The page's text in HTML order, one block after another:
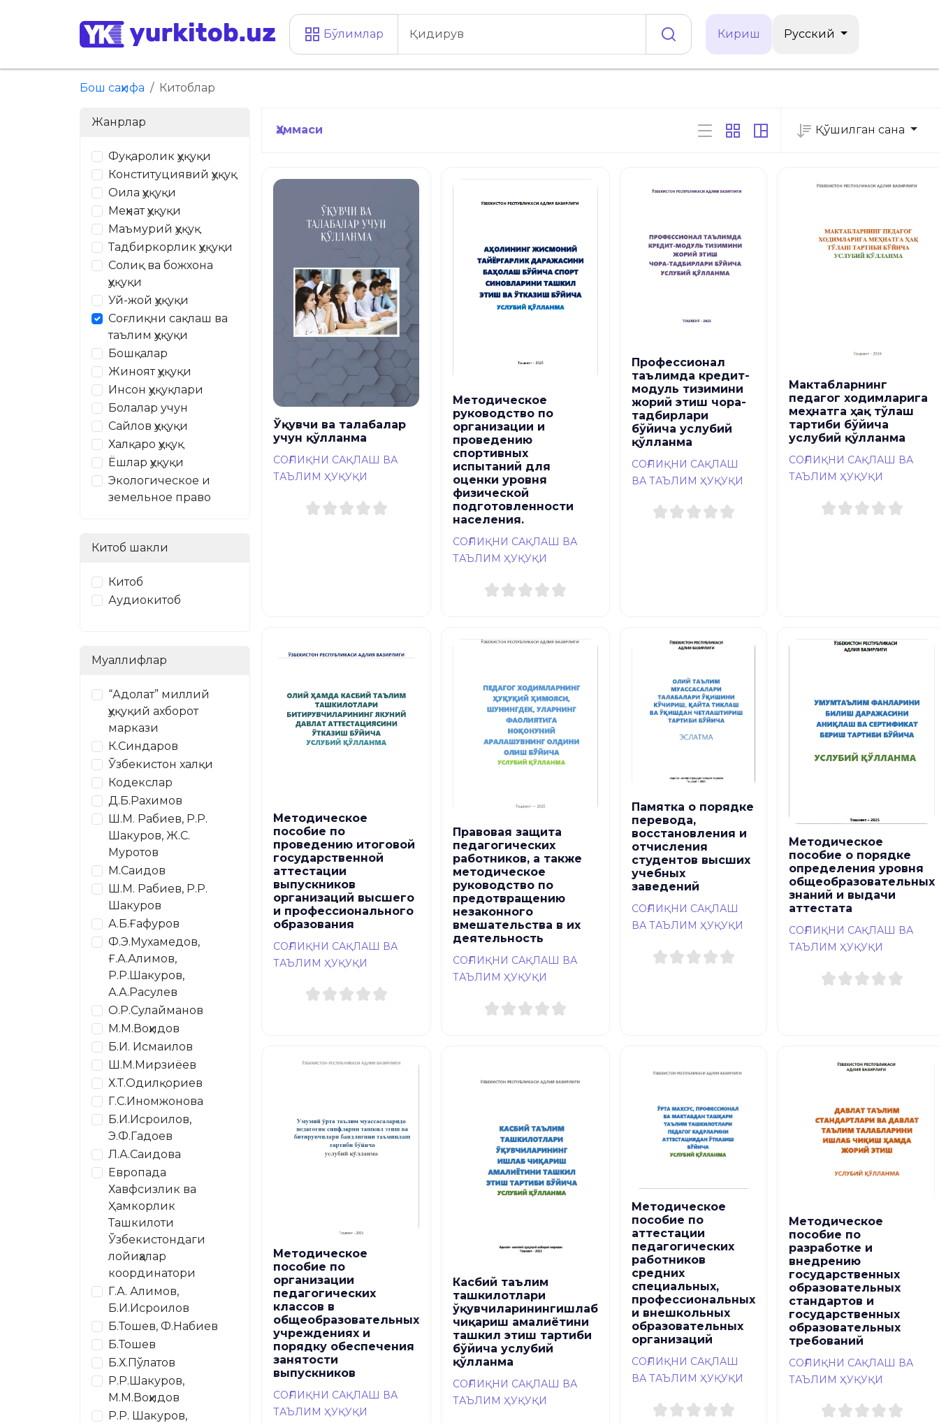
Бўлимлар Кириш Русский
Бош саҳифа Китоблар
Жанрлар
Фуқаролик ҳуқуқи
Конституциявий ҳуқуқ
Оила ҳуқуқи
Меҳнат ҳуқуқи
Маъмурий ҳуқуқ
Тадбиркорлик ҳуқуқи
Солиқ ва божхона
ҳуқуқи
Уй-жой ҳуқуқи
Соғлиқни сақлаш ва
таълим ҳуқуқи
Бошқалар
Жиноят ҳуқуқи
Инсон ҳуқуқлари
Болалар учун
Сайлов ҳуқуқи
Халқаро ҳуқуқ
Ёшлар ҳуқуқи
Экологическое и
земельное право
Китоб шакли
Китоб
Аудиокитоб
Муаллифлар
“Адолат” миллий
ҳуқуқий ахборот
маркази
К.Синдаров
Ўзбекистон халқи
Кодекслар
Д.Б.Рахимов
Ш.М. Рабиев, Р.Р.
Шакуров, Ж.С.
Муротов
М.Саидов
Ш.М. Рабиев, Р.Р.
Шакуров
А.Б.Ғафуров
Ф.Э.Мухамедов,
Ғ.А.Алимов,
Р.Р.Шакуров,
А.А.Расулев
О.Р.Сулайманов
М.М.Воҳидов
Б.И. Исмаилов
Ш.М.Мирзиёев
Х.Т.Одилқориев
Г.С.Иномжонова
Б.И.Исроилов,
Э.Ф.Гадоев
Л.А.Саидова
Европада
Хавфсизлик ва
Ҳамкорлик
Ташкилоти
Ўзбекистондаги
лойиҳалар
координатори
Г.А. Алимов,
Б.И.Исроилов
Б.Тошев, Ф.Набиев
Б.Тошев
Б.Х.Пўлатов
Р.Р.Шакуров,
М.М.Воҳидов
Р.Р. Шакуров,
Ҳаммаси Қўшилган сана
Ўқувчи ва талабалар
учун қўлланма
СОҒЛИҚНИ САҚЛАШ ВА
ТАЪЛИМ ҲУҚУҚИ
Методическое
руководство по
организации и
проведению
спортивных
испытаний для
оценки уровня
физической
подготовленности
населения.
СОҒЛИҚНИ САҚЛАШ ВА
ТАЪЛИМ ҲУҚУҚИ
Профессионал
таълимда кредит-
модуль тизимини
жорий этиш чора-
тадбирлари
бўйича услубий
қўлланма
СОҒЛИҚНИ САҚЛАШ
ВА ТАЪЛИМ ҲУҚУҚИ
Мактабларнинг
педагог ходимларига
меҳнатга ҳақ тўлаш
тартиби бўйича
услубий қўлланма
СОҒЛИҚНИ САҚЛАШ ВА
ТАЪЛИМ ҲУҚУҚИ
Методическое
пособие по
проведению итоговой
государственной
аттестации
выпускников
организаций высшего
и профессионального
образования
СОҒЛИҚНИ САҚЛАШ ВА
ТАЪЛИМ ҲУҚУҚИ
Правовая защита
педагогических
работников, а также
методическое
руководство по
предотвращению
незаконного
вмешательства в их
деятельность
СОҒЛИҚНИ САҚЛАШ ВА
ТАЪЛИМ ҲУҚУҚИ
Памятка о порядке
перевода,
восстановления и
отчисления
студентов высших
учебных
заведений
СОҒЛИҚНИ САҚЛАШ
ВА ТАЪЛИМ ҲУҚУҚИ
Методическое
пособие о порядке
определения уровня
общеобразовательных
знаний и выдачи
аттестата
СОҒЛИҚНИ САҚЛАШ ВА
ТАЪЛИМ ҲУҚУҚИ
Методическое
пособие по
организации
педагогических
классов в
общеобразовательных
учреждениях и
порядку обеспечения
занятости
выпускников
СОҒЛИҚНИ САҚЛАШ ВА
ТАЪЛИМ ҲУҚУҚИ
Касбий таълим
ташкилотлари
ўқувчиларинингишлаб
чиқариш амалиётини
ташкил этиш тартиби
бўйича услубий
қўлланма
СОҒЛИҚНИ САҚЛАШ ВА
ТАЪЛИМ ҲУҚУҚИ
Методическое
пособие по
аттестации
педагогических
работников
средних
специальных,
профессиональных
и внешкольных
образовательных
организаций
СОҒЛИҚНИ САҚЛАШ
ВА ТАЪЛИМ ҲУҚУҚИ
Методическое
пособие по
разработке и
внедрению
государственных
образовательных
стандартов и
государственных
образовательных
требований
СОҒЛИҚНИ САҚЛАШ ВА
ТАЪЛИМ ҲУҚУҚИ